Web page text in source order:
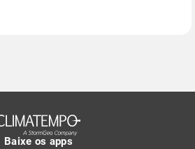
Baixe os apps